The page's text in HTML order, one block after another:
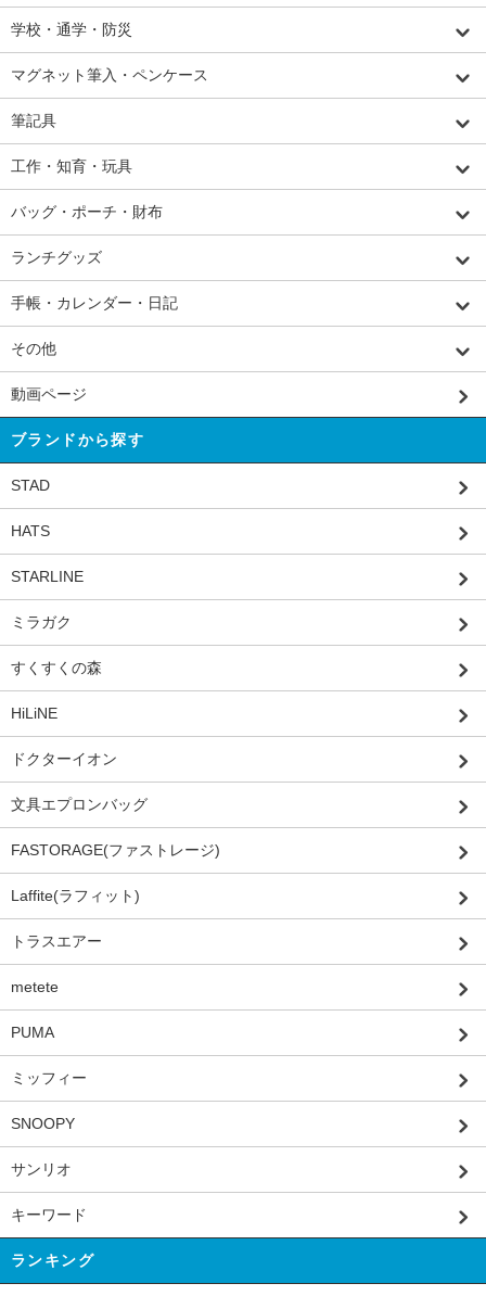
学校・通学・防災
マグネット筆入・ペンケース
筆記具
工作・知育・玩具
バッグ・ポーチ・財布
ランチグッズ
手帳・カレンダー・日記
その他
動画ページ
ブランドから探す
STAD
HATS
STARLINE
ミラガク
すくすくの森
HiLiNE
ドクターイオン
文具エプロンバッグ
FASTORAGE(ファストレージ)
Laffite(ラフィット)
トラスエアー
metete
PUMA
ミッフィー
SNOOPY
サンリオ
キーワード
ランキング